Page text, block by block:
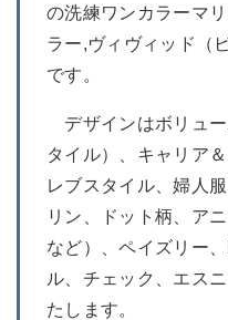
の洗練ワンカラーマ
ラー,ヴィヴィッド（
です。
デザインはボリュー
タイル）、キャリア
レブスタイル、婦人
リン、ドット柄、ア
など）、ペイズリー
ル、チェック、エス
たします。